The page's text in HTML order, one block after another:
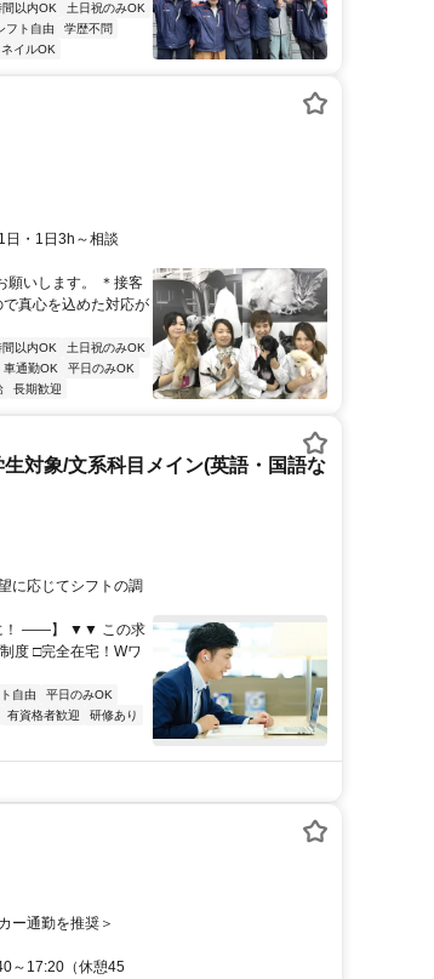
以内OK
土日祝のみOK
フト自由
学歴不問
ネイルOK
日・1日3h～相談
願いします。 ＊接客
真心を込めた対応が
以内OK
土日祝のみOK
車通勤OK
平日のみOK
長期歓迎
対象/文系科目メイン(英語・国語な
に応じてシフトの調
！ ――】 ▼▼ この求
度 □完全在宅！Wワ
自由
平日のみOK
有資格者歓迎
研修あり
ー通勤を推奨＞
～17:20（休憩45